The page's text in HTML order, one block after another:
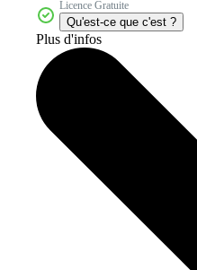
Licence Gratuite
Qu'est-ce que c'est ?
Plus d'infos